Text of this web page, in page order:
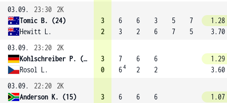
03.09.
23:30
2K
Tomic B. (24)
Hewitt L.
3
2
6
3
6
2
3
6
5
7
7
5
1.28
3.70
03.09.
23:20
2K
Kohlschreiber P. (29)
Rosol L.
3
0
7
64
6
2
6
2
1.29
3.60
03.09.
22:20
2K
Anderson K. (15)
3
6
6
6
1.07